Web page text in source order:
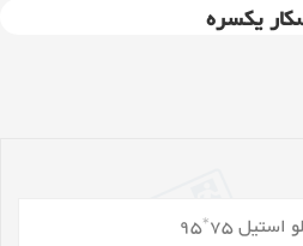
یکسره
75*95